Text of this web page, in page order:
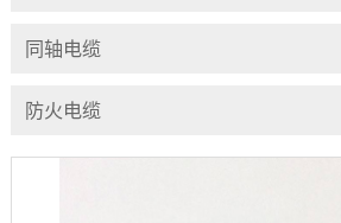
同轴电缆
防火电缆